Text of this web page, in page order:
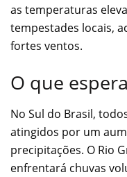
as temperaturas
tempestades locais,
fortes ventos.
O que
No Sul do Brasil,
atingidos por um
precipitações. O Rio
enfrentará chuvas